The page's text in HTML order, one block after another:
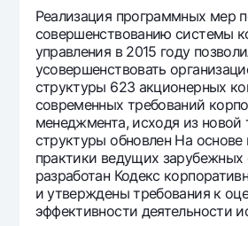
Реализация программных мер
совершенствованию системы
управления в 2015 году
усовершенствовать
структуры 623 акционерных
современных требований
менеджмента, исходя из новой
структуры обновлен На основе
практики ведущих зарубежных
разработан Кодекс
и утверждены требования к
эффективности деятельности